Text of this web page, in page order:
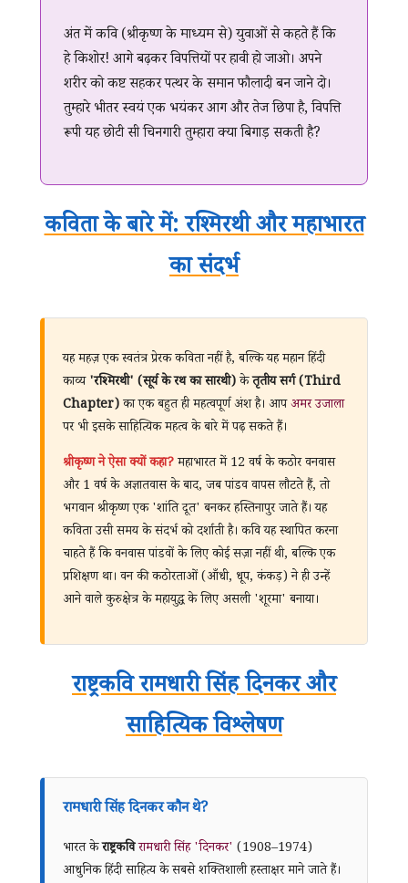
अंत में कवि (श्रीकृष्ण के माध्यम से) युवाओं से कहते हैं कि
हे किशोर! आगे बढ़कर विपत्तियों पर हावी हो जाओ। अपने
शरीर को कष्ट सहकर पत्थर के समान फौलादी बन जाने दो।
तुम्हारे भीतर स्वयं एक भयंकर आग और तेज छिपा है, विपत्ति
रूपी यह छोटी सी चिनगारी तुम्हारा क्या बिगाड़ सकती है?
कविता के बारे में: रश्मिरथी और महाभारत
का संदर्भ
यह महज़ एक स्वतंत्र प्रेरक कविता नहीं है, बल्कि यह महान हिंदी
काव्य'रश्मिरथी' (सूर्य के रथ का सारथी)केतृतीय सर्ग (Third
Chapter)का एक बहुत ही महत्वपूर्ण अंश है। आपअमर उजाला
पर भी इसके साहित्यिक महत्व के बारे में पढ़ सकते हैं।
श्रीकृष्ण ने ऐसा क्यों कहा?महाभारत में 12 वर्ष के कठोर वनवास
और 1 वर्ष के अज्ञातवास के बाद, जब पांडव वापस लौटते हैं, तो
भगवान श्रीकृष्ण एक 'शांति दूत' बनकर हस्तिनापुर जाते हैं। यह
कविता उसी समय के संदर्भ को दर्शाती है। कवि यह स्थापित करना
चाहते हैं कि वनवास पांडवों के लिए कोई सज़ा नहीं थी, बल्कि एक
प्रशिक्षण था। वन की कठोरताओं (आँधी, धूप, कंकड़) ने ही उन्हें
आने वाले कुरुक्षेत्र के महायुद्ध के लिए असली 'शूरमा' बनाया।
राष्ट्रकवि रामधारी सिंह दिनकर और
साहित्यिक विश्लेषण
रामधारी सिंह दिनकर कौन थे?
भारत केराष्ट्रकविरामधारी सिंह 'दिनकर' (1908–1974)
आधुनिक हिंदी साहित्य के सबसे शक्तिशाली हस्ताक्षर माने जाते हैं।